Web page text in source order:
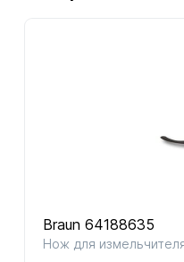
Braun 64188635
Нож для